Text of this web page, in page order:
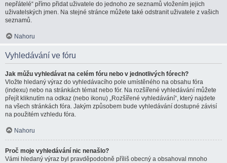
nepřátelé“ přímo přidat uživatele do jednoho ze seznamů vložením jejich
uživatelských jmen. Na stejné stránce můžete také odstranit uživatele z vašich
seznamů.
Nahoru
Vyhledávání ve fóru
Jak můžu vyhledávat na celém fóru nebo v jednotlivých fórech?
Vložte hledaný výraz do vyhledávacího pole umístěného na obsahu fóra
(indexu) nebo na stránkách témat nebo fór. Na rozšířené vyhledávání můžete
přejít kliknutím na odkaz (nebo ikonu) „Rozšířené vyhledávání“, který najdete
na všech stránkách fóra. Jakým způsobem bude vyhledávání dostupné závisí
na použitém vzhledu fóra.
Nahoru
Proč moje vyhledávání nic nenašlo?
Vámi hledaný výraz byl pravděpodobně příliš obecný a obsahoval mnoho